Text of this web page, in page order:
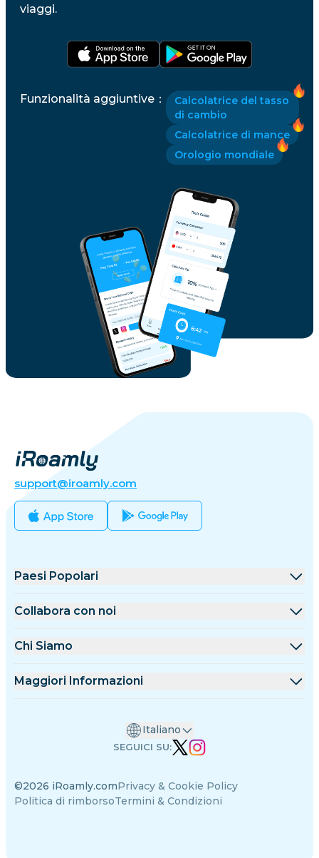
viaggi.
Funzionalità aggiuntive ：
Calcolatrice del tasso
di cambio
Calcolatrice di mance
Orologio mondiale
support@iroamly.com
Paesi Popolari
Stati Uniti
Francia
India
Collabora con noi
Piattaforma All'ingrosso
API Docs
Chi Siamo
Chi è iRoamly
Maggiori Informazioni
Team Autori
©2026 iRoamly.comPrivacy & Cookie Policy
Politica di rimborsoTermini & Condizioni
Italiano
SEGUICI SU: